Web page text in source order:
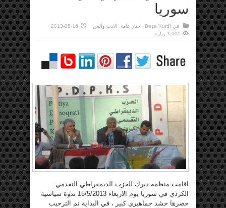
سوريا
في Beşa Kurdî اخبار عامة الادب والفن
2013-05-16
1,001 زيارة
اقامت منظمة ديرك للحزب الديمقراطي التقدمي
الكردي في سوريا يوم الاربعاء 15/5/2013 ندوة سياسية
حضرها حشد جماهيري كبير ، في البداية تم الترحيب